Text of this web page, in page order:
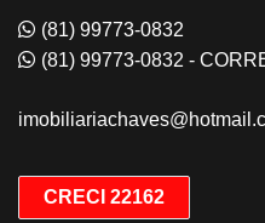
(81) 99773-0832
(81) 99773-0832 -
CRECI 22162